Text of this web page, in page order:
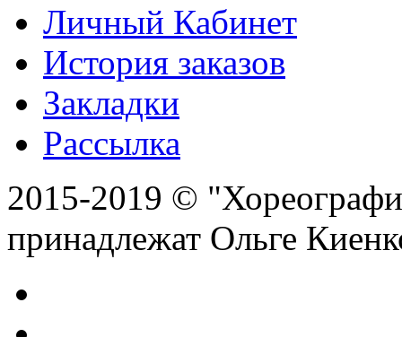
Личный Кабинет
История заказов
Закладки
Рассылка
2015-2019 ©
принадлежат Ольге